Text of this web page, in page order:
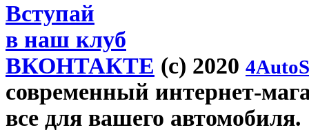
Вступай
в наш клуб
ВКОНТАКТЕ (c) 2020
современный интернет-
все для вашего автомобиля.